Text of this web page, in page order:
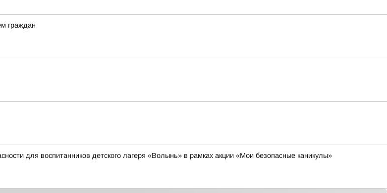
граждан
для воспитанников детского лагеря «Волынь» в рамках акции «Мои безопасные каникулы»